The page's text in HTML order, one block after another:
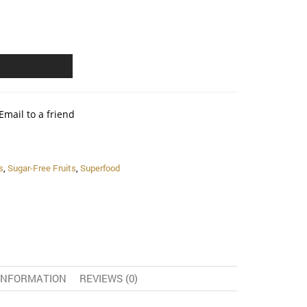
Email to a friend
, Sugar-Free Fruits, Superfood
REVIEWS (0)